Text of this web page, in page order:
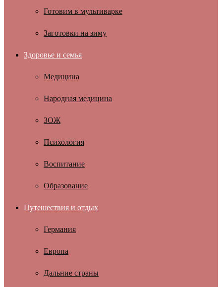
Готовим в мультиварке
Заготовки на зиму
Здоровье и семья
Медицина
Народная медицина
ЗОЖ
Психология
Воспитание
Образование
Путешествия и отдых
Германия
Европа
Дальние страны